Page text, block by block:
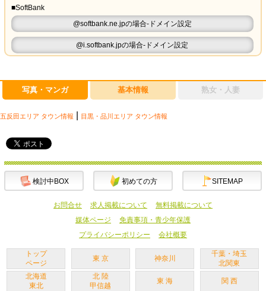
■SoftBank
@softbank.ne.jpの場合-ドメイン設定
@i.softbank.jpの場合-ドメイン設定
写真・マンガ 基本情報 熟女・人妻
五反田エリア タウン情報 目黒・品川エリア タウン情報
検討中BOX 初めての方 SITEMAP
お問合せ 求人掲載について
無料掲載について
媒体ページ
免責事項・青少年保護
プライバシーポリシー
会社概要
トップ
ページ
東 京 神奈川
千葉・埼玉
北関東
北海道
東北
北 陸
甲信越
東 海 関 西